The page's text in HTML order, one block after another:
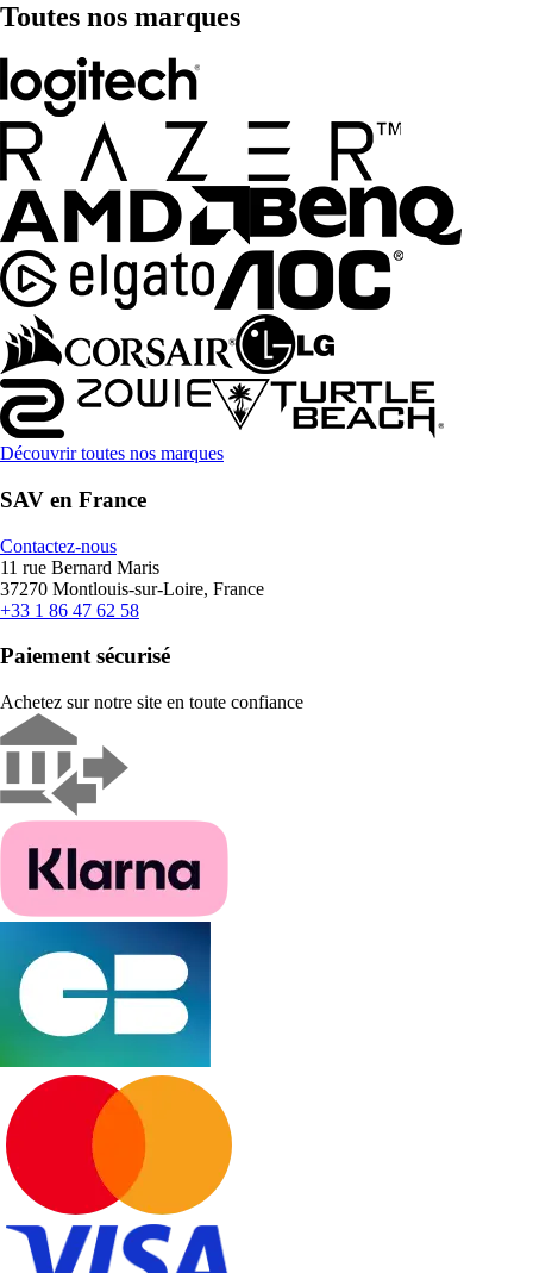
Toutes nos marques
Découvrir toutes nos marques
SAV en France
Contactez-nous
11 rue Bernard Maris
37270 Montlouis-sur-Loire, France
+33 1 86 47 62 58
Paiement sécurisé
Achetez sur notre site en toute confiance